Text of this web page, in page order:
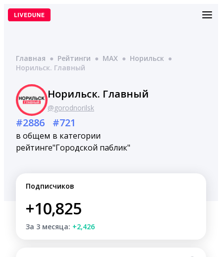
Перейти
Главная ● Рейтинги ● MAX ● Норильск ●
Норильск. Главный
Норильск. Главный
@gorodnorilsk
#2886
в общем
рейтинге
#721
в категории
"Городской паблик"
Подписчиков
+10,825
За 3 месяца: +2,426